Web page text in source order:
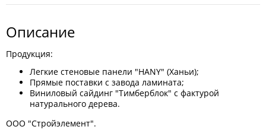
Описание
Продукция:
Легкие стеновые панели "HANY" (Ханьи);
Прямые поставки с завода ламината;
Виниловый сайдинг "Тимберблок" с фактурой
натурального дерева.
ООО "Стройэлемент".